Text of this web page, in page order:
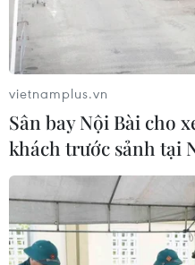
TIN CÙNG CHUYÊN
vietnamplus.vn
Sân bay Nội Bài cho
khách trước sảnh tại